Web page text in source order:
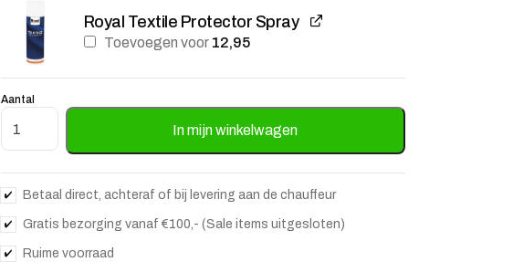
Royal Textile Protector Spray
Toevoegen voor 12,95
Aantal
Eetkamerstoel Lass - Bruin aantal
In mijn winkelwagen
Betaal direct, achteraf of bij levering aan de chauffeur
Gratis bezorging vanaf €100,- (Sale items uitgesloten)
Ruime voorraad